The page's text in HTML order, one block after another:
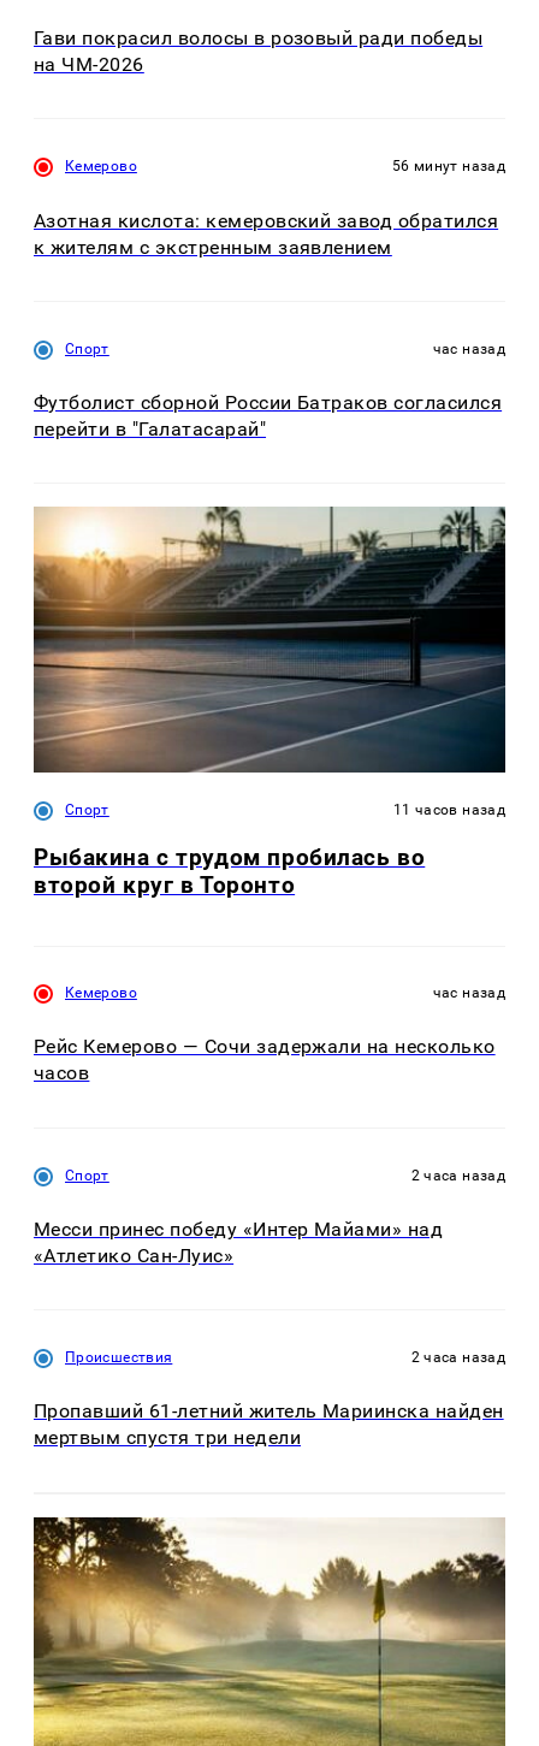
Гави покрасил волосы в розовый ради победы
на ЧМ-2026
Кемерово 56 минут назад
Азотная кислота: кемеровский завод обратился
к жителям с экстренным заявлением
Спорт час назад
Футболист сборной России Батраков согласился
перейти в "Галатасарай"
Спорт 11 часов назад
Рыбакина с трудом пробилась во
второй круг в Торонто
Кемерово час назад
Рейс Кемерово — Сочи задержали на несколько
часов
Спорт 2 часа назад
Месси принес победу «Интер Майами» над
«Атлетико Сан-Луис»
Происшествия 2 часа назад
Пропавший 61-летний житель Мариинска найден
мертвым спустя три недели